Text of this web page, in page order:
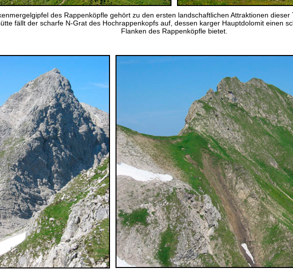
des Rappenköpfle gehört zu den ersten landschaftlichen Attraktionen dieser
fällt der scharfe N-Grat des Hochrappenkopfs auf, dessen karger Hauptdolomit einen
Flanken des Rappenköpfle bietet.